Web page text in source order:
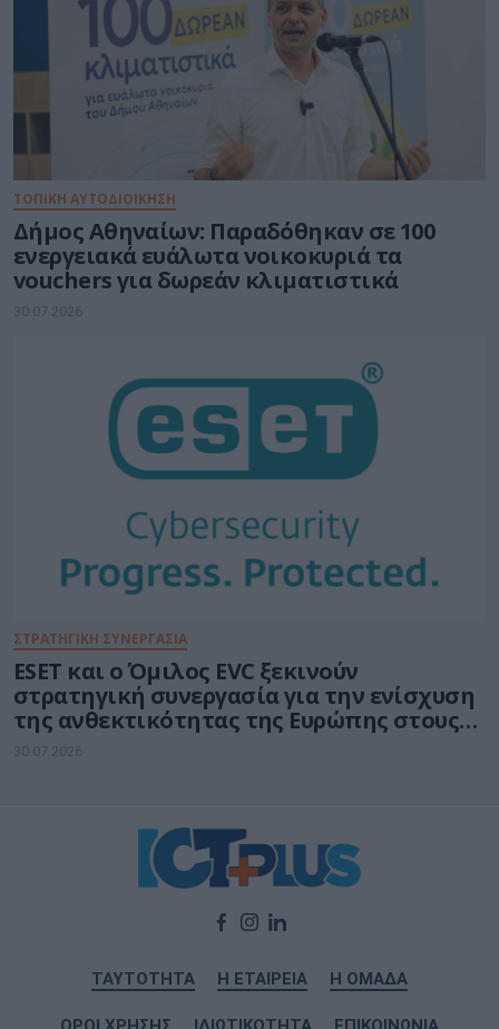
ΤΟΠΙΚΗ ΑΥΤΟΔΙΟΙΚΗΣΗ
Δήμος Αθηναίων: Παραδόθηκαν σε 100
ενεργειακά ευάλωτα νοικοκυριά τα
vouchers για δωρεάν κλιματιστικά
30.07.2026
ΣΤΡΑΤΗΓΙΚΗ ΣΥΝΕΡΓΑΣΙΑ
ESET και ο Όμιλος EVC ξεκινούν
στρατηγική συνεργασία για την ενίσχυση
της ανθεκτικότητας της Ευρώπης στους
τομείς κυβερνοασφάλειας και ενέργειας
30.07.2026
ΤΑΥΤΟΤΗΤΑ Η ΕΤΑΙΡΕΙΑ Η ΟΜΑΔΑ